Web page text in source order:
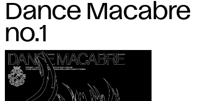
Dance Macabre
no.1